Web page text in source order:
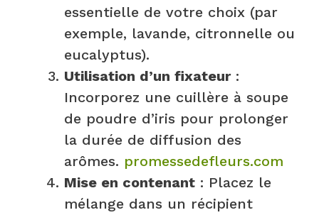
essentielle de votre choix (par
exemple, lavande, citronnelle ou
eucalyptus).
Utilisation d’un fixateur:
Incorporez une cuillère à soupe
de poudre d’iris pour prolonger
la durée de diffusion des
arômes. promessedefleurs.com
Mise en contenant : Placez le
mélange dans un récipient